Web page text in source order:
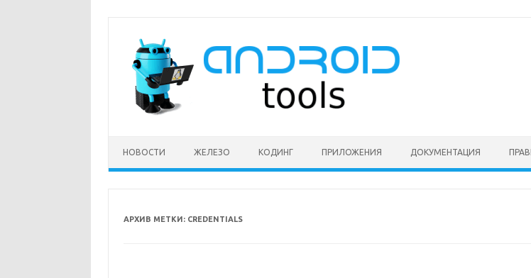
содержимому
НОВОСТИ ЖЕЛЕЗО КОДИНГ ПРИЛОЖЕНИЯ ДОКУМЕНТАЦИЯ
АРХИВ МЕТКИ: CREDENTIALS